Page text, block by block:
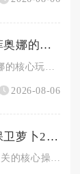
英雄联盟手游剑姬菲奥娜的玩法和其他英雄有何不同
2026-08-06
怎样才能成功过关保卫萝卜2第26关
保卫萝卜2第26关稳定通关的核心操作流程是开局极速解锁全部太...